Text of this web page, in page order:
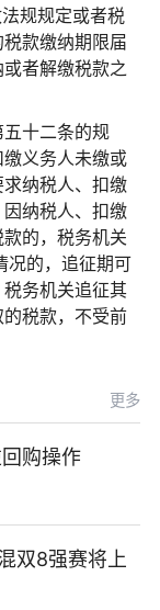
规规定或者税
款缴纳期限届
者解缴税款之
十二条的规
义务人未缴或
纳税人、扣缴
纳税人、扣缴
的，税务机关
况的，追征期可
务机关追征其
税款，不受前
更多
购操作
双8强赛将上